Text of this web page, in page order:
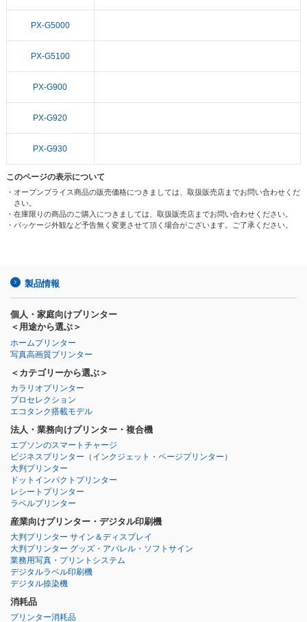
PX-G5000
PX-G5100
PX-G900
PX-G920
PX-G930
このページの表示について
・オープンプライス商品の販売価格につきましては、取扱販売店までお問い合わせくだ
さい。
・在庫限りの商品のご購入につきましては、取扱販売店までお問い合わせください。
・パッケージ外観など予告無く変更させて頂く場合がございます。ご了承ください。
製品情報
個人・家庭向けプリンター
＜用途から選ぶ＞
ホームプリンター
写真高画質プリンター
＜カテゴリーから選ぶ＞
カラリオプリンター
プロセレクション
エコタンク搭載モデル
法人・業務向けプリンター・複合機
エプソンのスマートチャージ
ビジネスプリンター （インクジェット・ページプリンター）
大判プリンター
ドットインパクトプリンター
レシートプリンター
ラベルプリンター
産業向けプリンター・デジタル印刷機
大判プリンター サイン＆ディスプレイ
大判プリンター グッズ・アパレル・ソフトサイン
業務用写真・プリントシステム
デジタルラベル印刷機
デジタル捺染機
消耗品
プリンター消耗品